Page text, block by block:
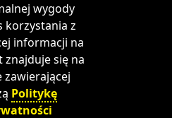
wygody
korzystania z
informacji na
znajduje się na
zawierającej
Politykę